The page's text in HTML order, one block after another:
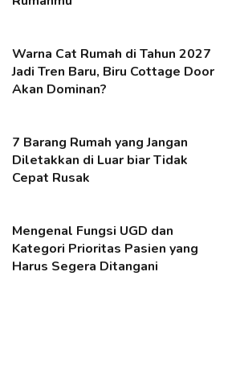
Warna Cat Rumah di Tahun 2027
Jadi Tren Baru, Biru Cottage Door
Akan Dominan?
7 Barang Rumah yang Jangan
Diletakkan di Luar biar Tidak
Cepat Rusak
Mengenal Fungsi UGD dan
Kategori Prioritas Pasien yang
Harus Segera Ditangani